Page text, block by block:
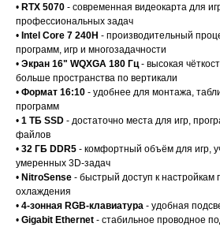
• RTX 5070 - современная видеокарта для
профессиональных задач
• Intel Core 7 240H - производительный
программ, игр и многозадачности
• Экран 16" WQXGA 180 Гц- высокая
больше пространства по вертикали
• Формат 16:10 - удобнее для монтажа,
программ
• 1 ТБ SSD - достаточно места для игр,
файлов
• 32 ГБ DDR5 - комфортный объём для игр,
умеренных 3D-задач
• NitroSense - быстрый доступ к настройкам
охлаждения
• 4-зонная RGB-клавиатура - удобная
• Gigabit Ethernet - стабильное проводное